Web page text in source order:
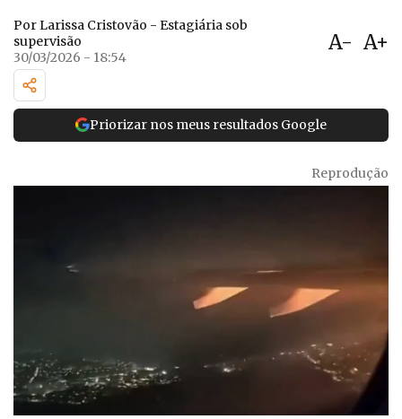
Por Larissa Cristovão - Estagiária sob
supervisão
30/03/2026 - 18:54
A- A+
Priorizar nos meus resultados Google
Reprodução